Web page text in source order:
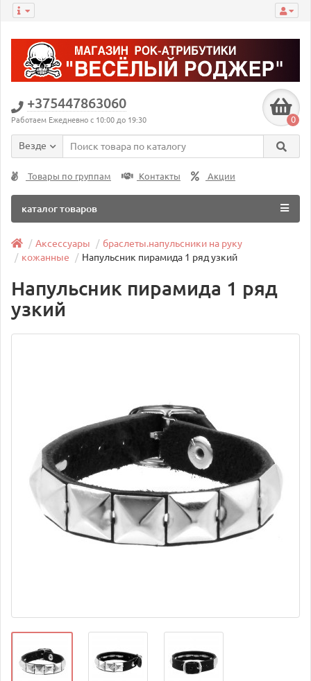
+375447863060
Работаем Ежедневно с 10:00 до 19:30 0
Везде
Товары по группам Контакты Акции
каталог товаров
Аксессуары
браслеты.напульсники на руку
кожанные
Напульсник пирамида 1 ряд узкий
Напульсник пирамида 1 ряд
узкий